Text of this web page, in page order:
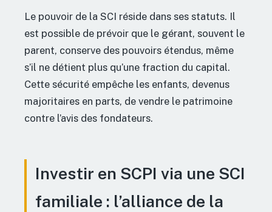
Le pouvoir de la SCI réside dans ses statuts. Il
est possible de prévoir que le gérant, souvent le
parent, conserve des pouvoirs étendus, même
s’il ne détient plus qu’une fraction du capital.
Cette sécurité empêche les enfants, devenus
majoritaires en parts, de vendre le patrimoine
contre l’avis des fondateurs.
Investir en SCPI via une SCI
familiale : l’alliance de la